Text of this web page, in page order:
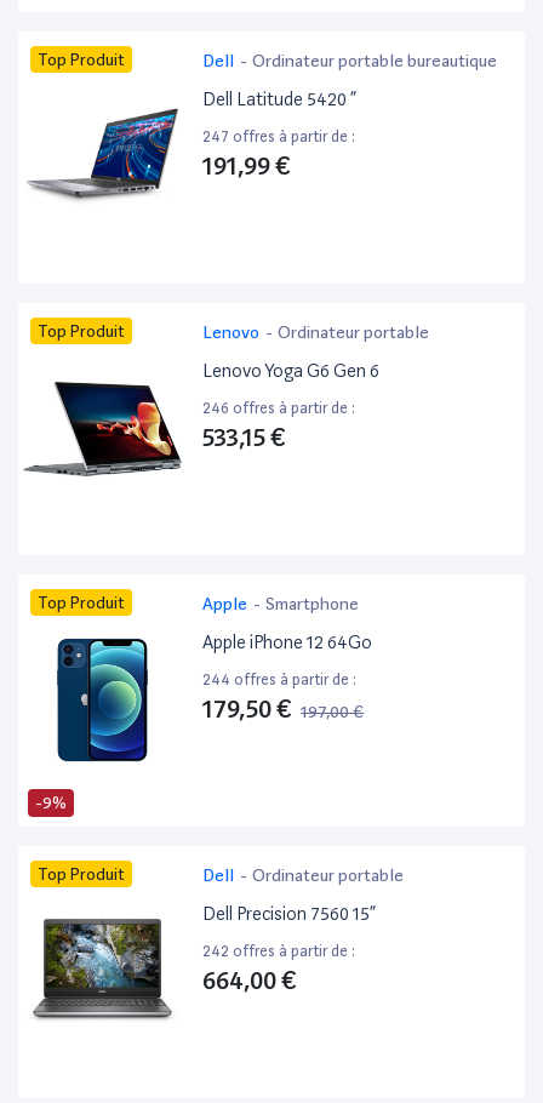
Top Produit Dell - Ordinateur portable bureautique
Dell Latitude 5420 ”
247 offres à partir de :
191,99 €
Top Produit Lenovo - Ordinateur portable
Lenovo Yoga G6 Gen 6
246 offres à partir de :
533,15 €
-9%
Top Produit Apple - Smartphone
Apple iPhone 12 64Go
244 offres à partir de :
179,50 € 197,00 €
Top Produit Dell - Ordinateur portable
Dell Precision 7560 15”
242 offres à partir de :
664,00 €